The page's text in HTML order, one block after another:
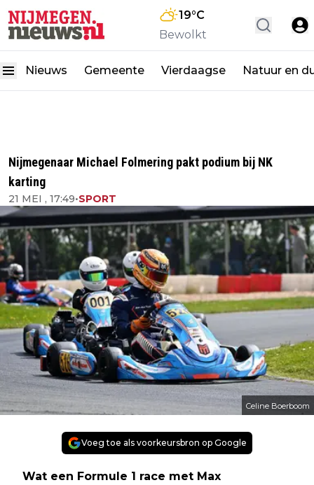
19°C
Bewolkt
Nieuws Gemeente Vierdaagse Natuur en
Nijmegenaar Michael Folmering pakt podium bij NK
karting
21 MEI , 17:49•SPORT
Celine Boerboom
Voeg toe als voorkeursbron op Google
Wat een Formule 1 race met Max